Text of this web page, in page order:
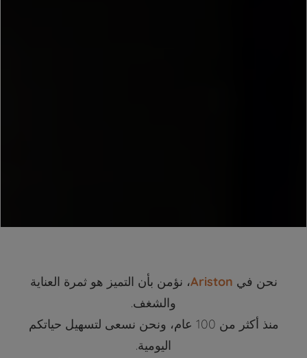
نحن في Ariston، نؤمن بأن التميز هو ثمرة العناية
والشغف.
منذ أكثر من 100 عام، ونحن نسعى لتسهيل حياتكم
اليومية.